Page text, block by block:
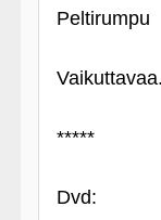
Peltirumpu
Vaikuttavaa.
*****
Dvd: